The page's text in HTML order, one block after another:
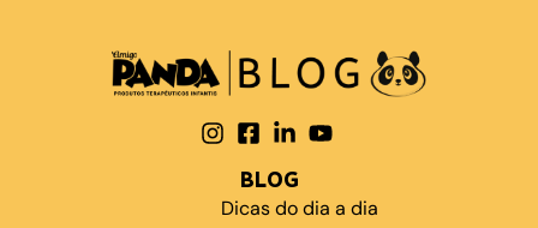
BLOG
Dicas do dia a dia